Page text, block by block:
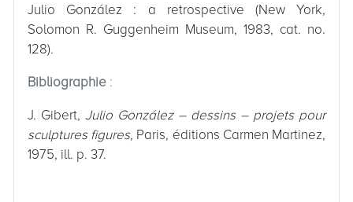
Julio González : a retrospective (New York,
Solomon R. Guggenheim Museum, 1983, cat. no.
128).
Bibliographie :
J. Gibert, Julio González – dessins – projets pour
sculptures figures, Paris, éditions Carmen Martinez,
1975, ill. p. 37.